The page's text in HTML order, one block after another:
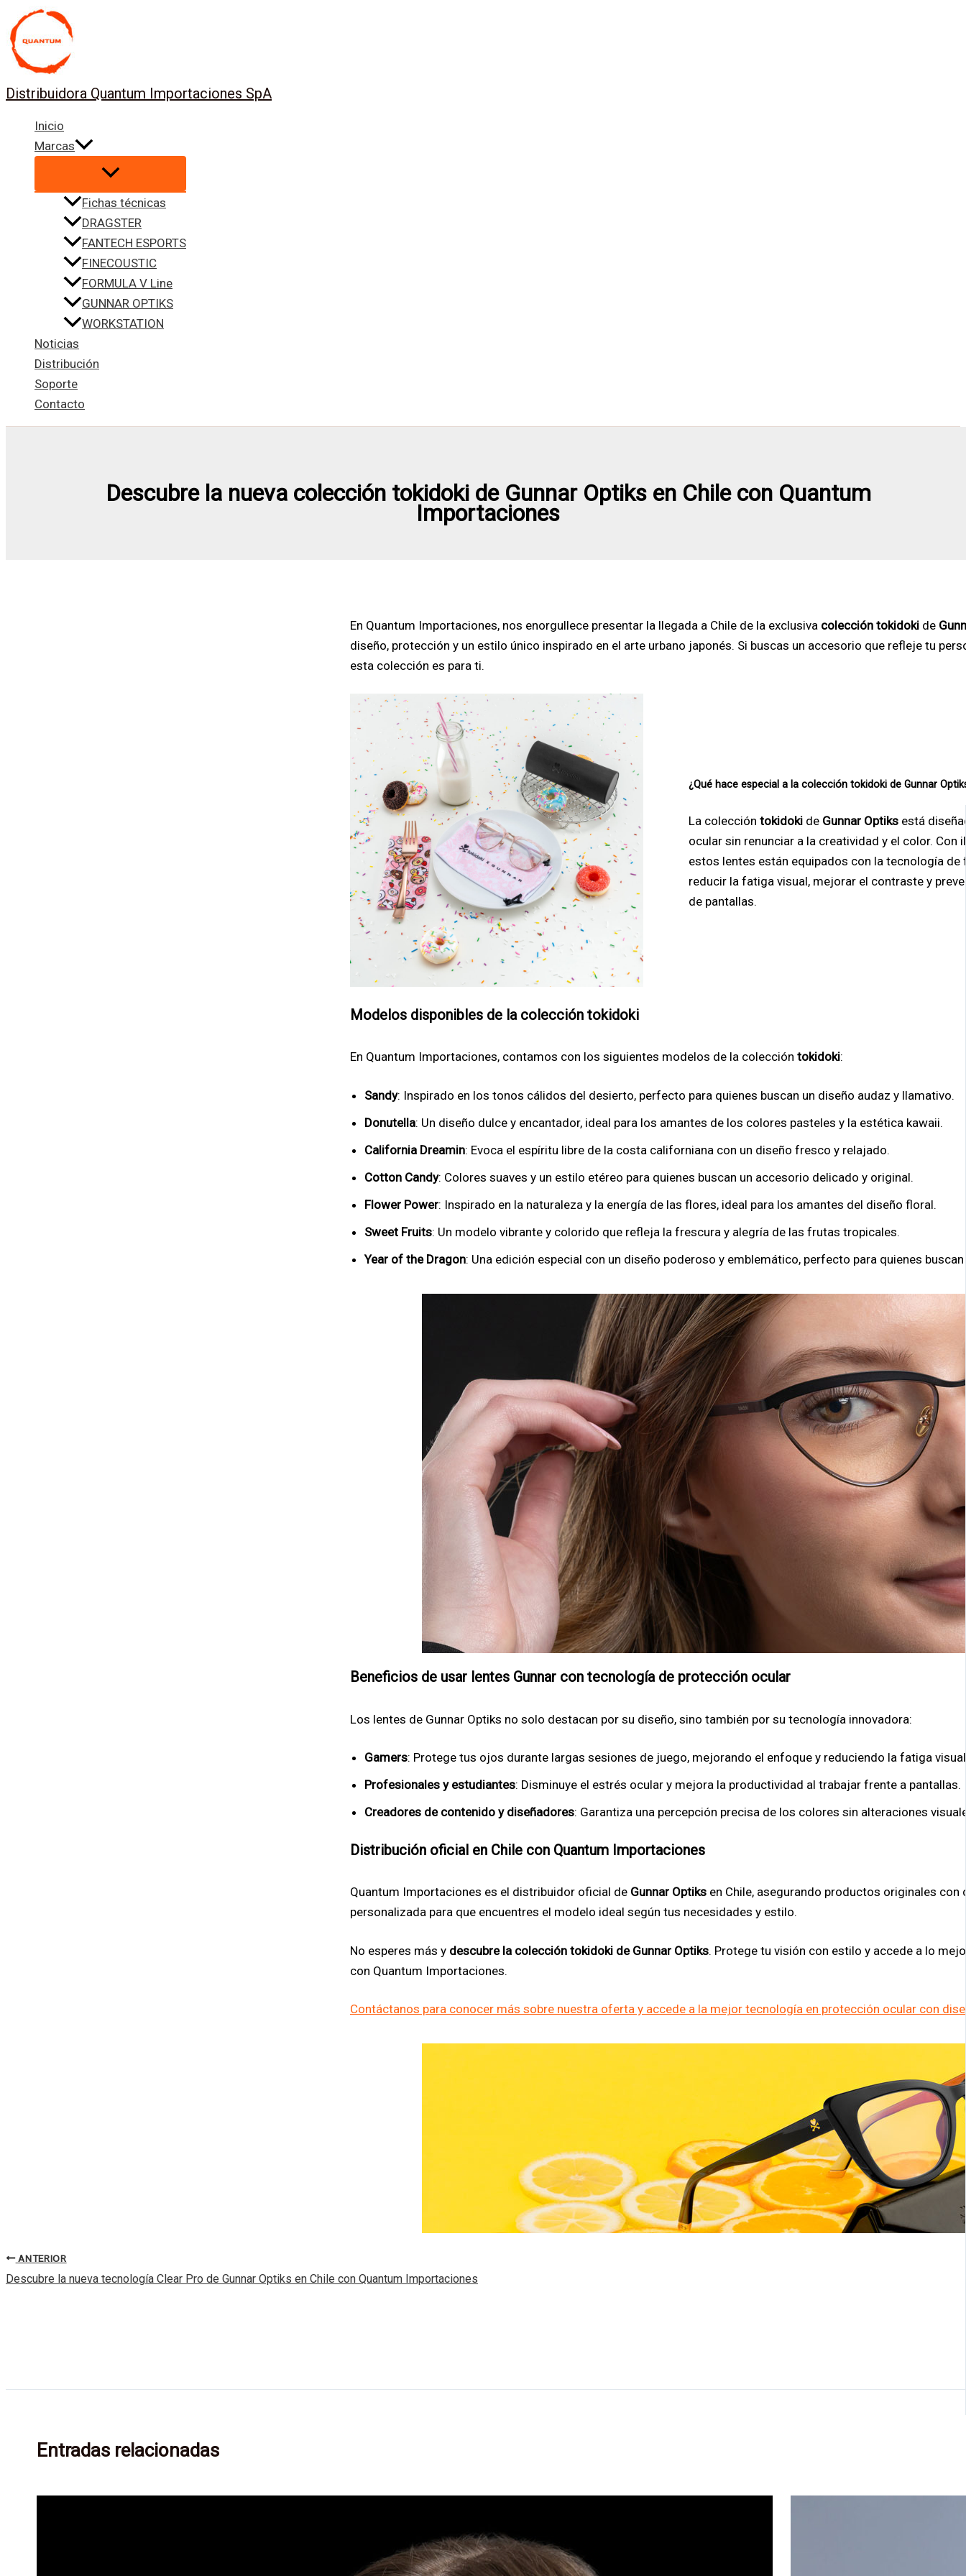
al
contenido
Distribuidora Quantum Importaciones SpA
Inicio
Marcas
Fichas técnicas
DRAGSTER
FANTECH ESPORTS
FINECOUSTIC
FORMULA V Line
GUNNAR OPTIKS
WORKSTATION
Noticias
Distribución
Soporte
Contacto
Descubre la nueva colección tokidoki de Gunnar Optiks en Chile con Quantum
Importaciones
En Quantum Importaciones, nos enorgullece presentar la llegada a Chile de la exclusiva colección tokidoki de
diseño, protección y un estilo único inspirado en el arte urbano japonés. Si buscas un accesorio que refleje tu
esta colección es para ti.
¿Qué hace especial a la colección tokidoki de Gunnar
La coleccióntokidoki de Gunnar Optiks está
ocular sin renunciar a la creatividad y el color.
estos lentes están equipados con la tecnología de
reducir la fatiga visual, mejorar el contraste y
de pantallas.
Modelos disponibles de la colección tokidoki
En Quantum Importaciones, contamos con los siguientes modelos de la colección tokidoki:
Sandy: Inspirado en los tonos cálidos del desierto, perfecto para quienes buscan un diseño audaz y llamativo.
Donutella: Un diseño dulce y encantador, ideal para los amantes de los colores pasteles y la estética kawaii.
California Dreamin: Evoca el espíritu libre de la costa californiana con un diseño fresco y relajado.
Cotton Candy: Colores suaves y un estilo etéreo para quienes buscan un accesorio delicado y original.
Flower Power: Inspirado en la naturaleza y la energía de las flores, ideal para los amantes del diseño floral.
Sweet Fruits: Un modelo vibrante y colorido que refleja la frescura y alegría de las frutas tropicales.
Year of the Dragon: Una edición especial con un diseño poderoso y emblemático, perfecto para quienes
Beneficios de usar lentes Gunnar con tecnología de protección ocular
Los lentes de Gunnar Optiks no solo destacan por su diseño, sino también por su tecnología innovadora:
Gamers: Protege tus ojos durante largas sesiones de juego, mejorando el enfoque y reduciendo la fatiga
Profesionales y estudiantes: Disminuye el estrés ocular y mejora la productividad al trabajar frente a pantallas.
Creadores de contenido y diseñadores: Garantiza una percepción precisa de los colores sin alteraciones
Distribución oficial en Chile con Quantum Importaciones
Quantum Importaciones es el distribuidor oficial de Gunnar Optiks en Chile, asegurando productos originales
personalizada para que encuentres el modelo ideal según tus necesidades y estilo.
No esperes más y descubre la colección tokidoki de Gunnar Optiks. Protege tu visión con estilo y accede a lo
con Quantum Importaciones.
Contáctanos para conocer más sobre nuestra oferta y accede a la mejor tecnología en protección ocular con
ANTERIOR
Descubre la nueva tecnología Clear Pro de Gunnar Optiks en Chile con Quantum Importaciones
Entradas relacionadas